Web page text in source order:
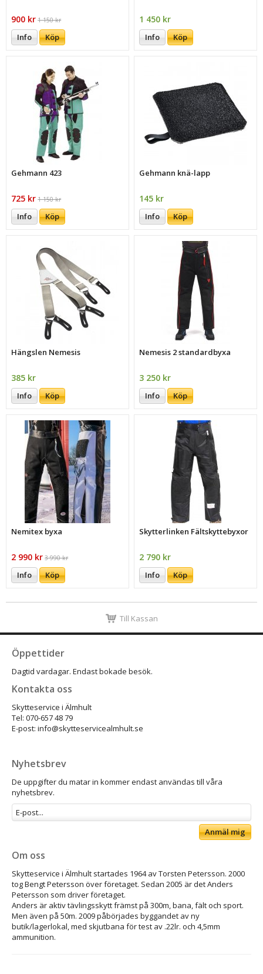
900 kr 1 150 kr
Info Köp
1 450 kr
Info Köp
Gehmann 423
725 kr 1 150 kr
Info Köp
Gehmann knä-lapp
145 kr
Info Köp
Hängslen Nemesis
385 kr
Info Köp
Nemesis 2 standardbyxa
3 250 kr
Info Köp
Nemitex byxa
2 990 kr 3 990 kr
Info Köp
Skytterlinken Fältskyttebyxor
2 790 kr
Info Köp
Till Kassan
Öppettider
Dagtid vardagar. Endast bokade besök.
Kontakta oss
Skytteservice i Älmhult
Tel: 070-657 48 79
E-post: info@skytteservicealmhult.se
Nyhetsbrev
De uppgifter du matar in kommer endast användas till våra
nyhetsbrev.
Anmäl mig
Om oss
Skytteservice i Älmhult startades 1964 av Torsten Petersson. 2000
tog Bengt Petersson över företaget. Sedan 2005 är det Anders
Petersson som driver företaget.
Anders är aktiv tävlingsskytt främst på 300m, bana, fält och sport.
Men även på 50m. 2009 påbörjades byggandet av ny
butik/lagerlokal, med skjutbana för test av .22lr. och 4,5mm
ammunition.